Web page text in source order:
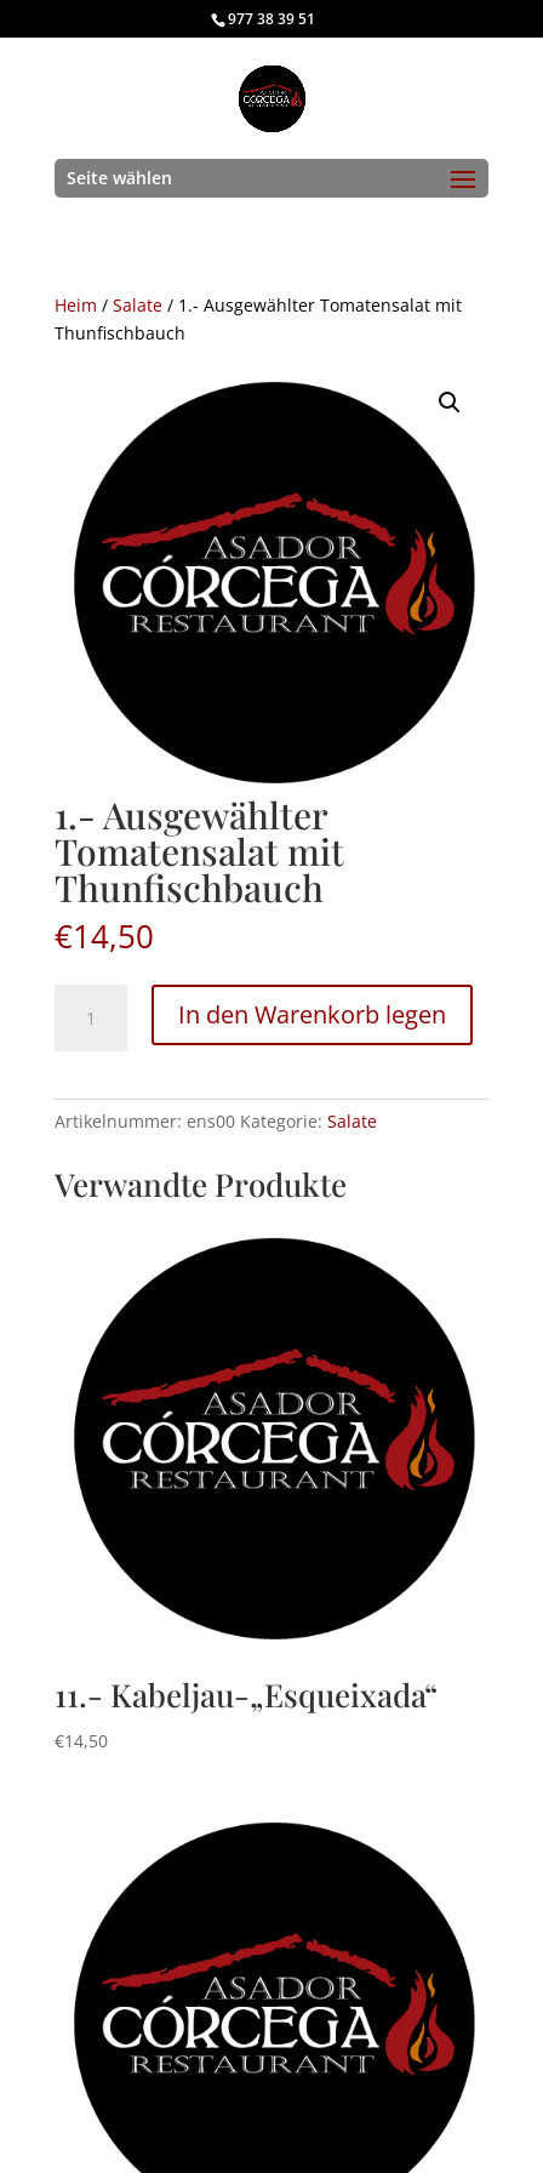
977 38 39 51
Seite wählen
Heim / Salate/ 1.- Ausgewählter Tomatensalat mit
Thunfischbauch
1.- Ausgewählter
Tomatensalat mit
Thunfischbauch
€14,50
Ausgewählter
Tomatensalat
Thunfischbauch
In den Warenkorb legen
Artikelnummer: ens00 Kategorie: Salate
Verwandte Produkte
11.- Kabeljau-„Esqueixada“
€14,50